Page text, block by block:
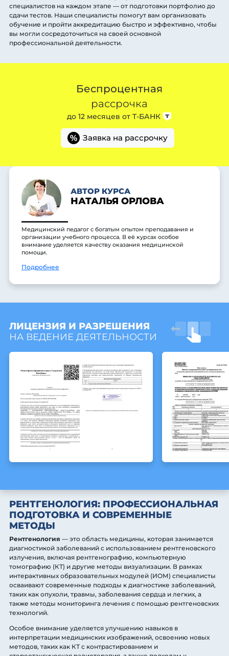
специалистов на каждом этапе — от подготовки портфолио до
сдачи тестов. Наши специалисты помогут вам организовать
обучение и пройти аккредитацию быстро и эффективно, чтобы
вы могли сосредоточиться на своей основной
профессиональной деятельности.
Беспроцентная
рассрочка
до 12 месяцев от Т-БАНК
% Заявка на рассрочку
АВТОР КУРСА
НАТАЛЬЯ ОРЛОВА
Медицинский педагог с богатым опытом преподавания и
организации учебного процесса. В её курсах особое
внимание уделяется качеству оказания медицинской
помощи.
Подробнее
ЛИЦЕНЗИЯ И РАЗРЕШЕНИЯ
НА ВЕДЕНИЕ ДЕЯТЕЛЬНОСТИ
РЕНТГЕНОЛОГИЯ: ПРОФЕССИОНАЛЬНАЯ
ПОДГОТОВКА И СОВРЕМЕННЫЕ
МЕТОДЫ
Рентгенология — это область медицины, которая занимается
диагностикой заболеваний с использованием рентгеновского
излучения, включая рентгенографию, компьютерную
томографию (КТ) и другие методы визуализации. В рамках
интерактивных образовательных модулей (ИОМ) специалисты
осваивают современные подходы к диагностике заболеваний,
таких как опухоли, травмы, заболевания сердца и легких, а
также методы мониторинга лечения с помощью рентгеновских
технологий.
Особое внимание уделяется улучшению навыков в
интерпретации медицинских изображений, освоению новых
методов, таких как КТ с контрастированием и